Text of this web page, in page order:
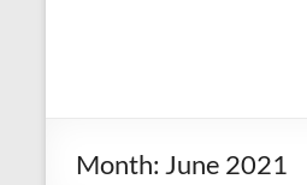
Month: June 2021